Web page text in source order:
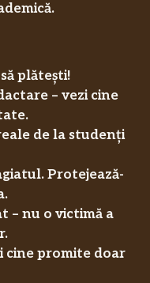
plătești!
– vezi cine
de la studenți
Protejează-
– nu o victimă a
cine promite doar